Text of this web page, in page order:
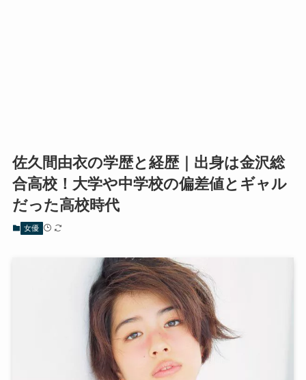
佐久間由衣の学歴と経歴｜出身は金沢総
合高校！大学や中学校の偏差値とギャル
だった高校時代
女優